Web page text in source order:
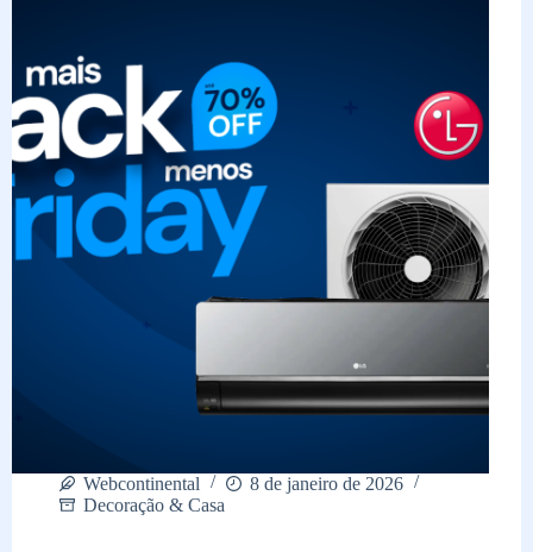
Webcontinental
8 de janeiro de 2026
Decoração & Casa